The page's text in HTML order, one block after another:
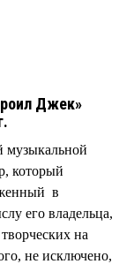
Джек»
музыкальной
который
в
его владельца,
на
не исключено,